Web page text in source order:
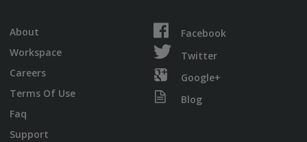
About
Workspace
Careers
Terms Of Use
Faq
Support
Facebook
Twitter
Google+
Blog